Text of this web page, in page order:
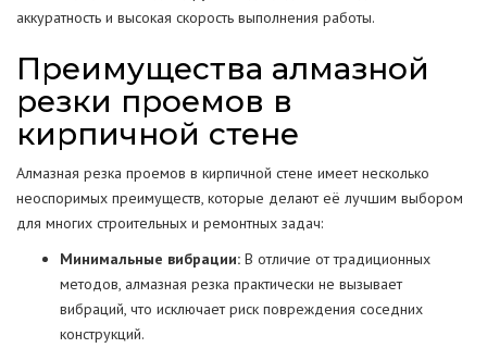
аккуратность и высокая скорость выполнения работы.
Преимущества алмазной
резки проемов в
кирпичной стене
Алмазная резка проемов в кирпичной стене имеет несколько
неоспоримых преимуществ, которые делают её лучшим выбором
для многих строительных и ремонтных задач:
Минимальные вибрации: В отличие от традиционных
методов, алмазная резка практически не вызывает
вибраций, что исключает риск повреждения соседних
конструкций.